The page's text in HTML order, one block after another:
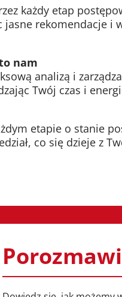
każdy etap
rekomendacje i
nam
analizą i
Twój czas i
etapie o stanie
co się dzieje z